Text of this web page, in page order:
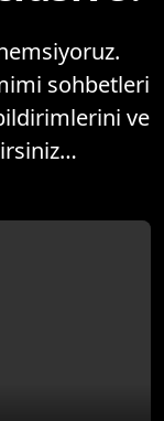
sohbetleri
ve